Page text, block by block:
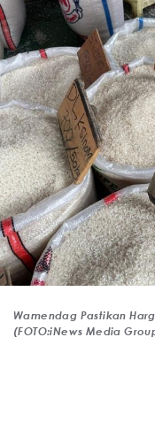
Wamendag Pastikan
(FOTO:iNews Media